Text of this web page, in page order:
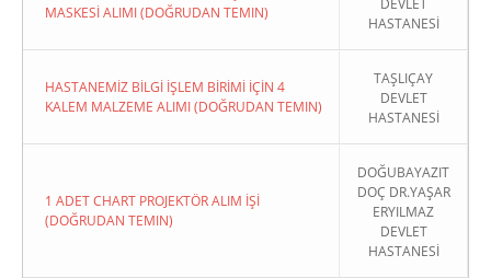
MASKESİ ALIMI (DOĞRUDAN TEMIN)
DEVLET
HASTANESİ
HASTANEMİZ BİLGİ İŞLEM BİRİMİ İÇİN 4
KALEM MALZEME ALIMI (DOĞRUDAN TEMIN)
TAŞLIÇAY
DEVLET
HASTANESİ
1 ADET CHART PROJEKTÖR ALIM İŞİ
(DOĞRUDAN TEMIN)
DOĞUBAYAZIT
DOÇ DR.YAŞAR
ERYILMAZ
DEVLET
HASTANESİ